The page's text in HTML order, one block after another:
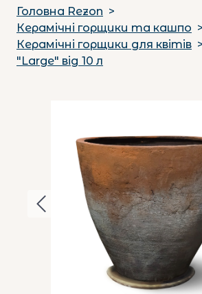
Головна Rezon
Керамічні горщики та кашпо
Керамічні горщики для квітів
"Large" від 10 л